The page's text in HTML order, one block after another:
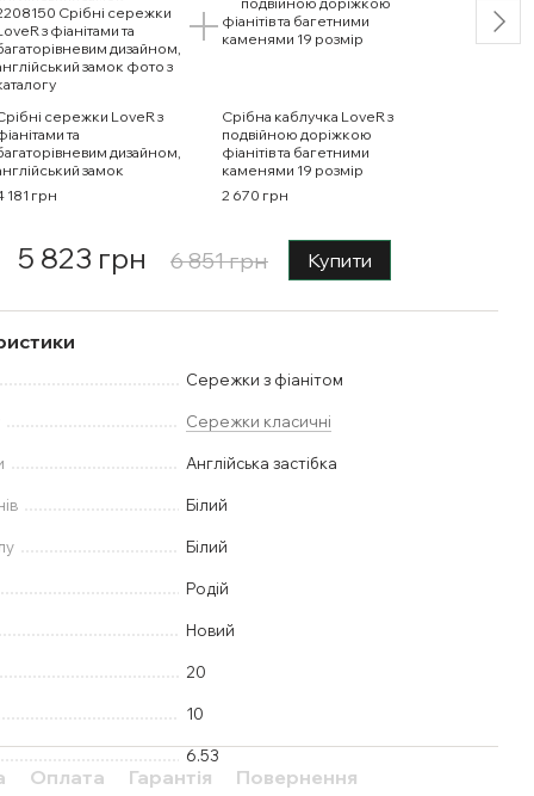
сережки LoveR з
та
дизайном,
замок
181 грн
Срібна каблучка LoveR з
подвійною доріжкою
фіанітів та багетними
каменями 19 розмір
2 670 грн
5 823 грн 6 851 грн Купити
Сережки з фіанітом
Сережки класичні
Англійська застібка
Білий
Білий
Родій
Новий
20
10
6.53
Оплата Гарантія Повернення